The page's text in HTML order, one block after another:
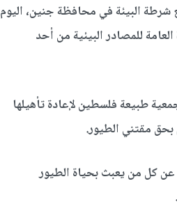
البيئة في محافظة جنين، اليوم
للمصادر البيئية من أحد
طبيعة فلسطين لإعادة تأهيلها
بحق مقتني الطيور.
عن كل من يعبث بحياة الطيور